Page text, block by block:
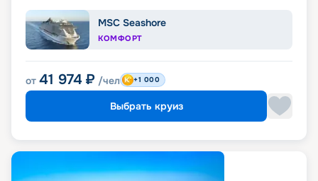
MSC Seashore
КОМФОРТ
от 41 974 ₽ /чел +1 000
Выбрать круиз